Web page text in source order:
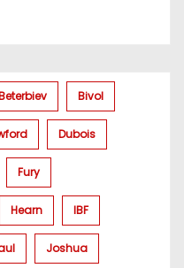
Bivol
Dubois
Fury
Hearn IBF
Joshua